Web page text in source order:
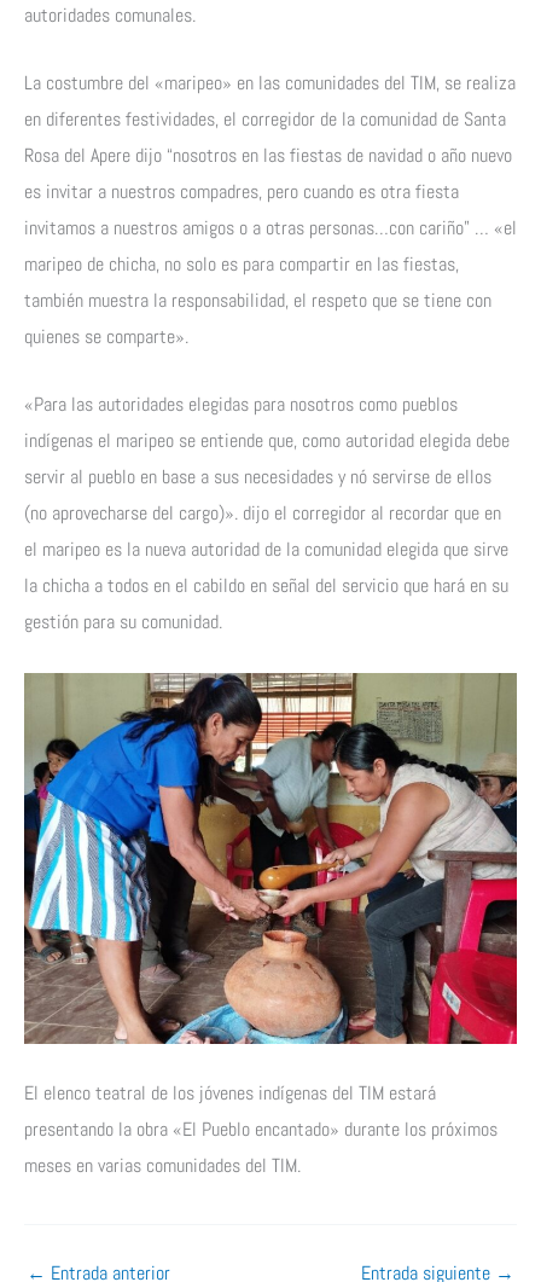
autoridades comunales.
La costumbre del «maripeo» en las comunidades del TIM, se realiza
en diferentes festividades, el corregidor de la comunidad de Santa
Rosa del Apere dijo “nosotros en las fiestas de navidad o año nuevo
es invitar a nuestros compadres, pero cuando es otra fiesta
invitamos a nuestros amigos o a otras personas…con cariño” … «el
maripeo de chicha, no solo es para compartir en las fiestas,
también muestra la responsabilidad, el respeto que se tiene con
quienes se comparte».
«Para las autoridades elegidas para nosotros como pueblos
indígenas el maripeo se entiende que, como autoridad elegida debe
servir al pueblo en base a sus necesidades y nó servirse de ellos
(no aprovecharse del cargo)». dijo el corregidor al recordar que en
el maripeo es la nueva autoridad de la comunidad elegida que sirve
la chicha a todos en el cabildo en señal del servicio que hará en su
gestión para su comunidad.
El elenco teatral de los jóvenes indígenas del TIM estará
presentando la obra «El Pueblo encantado» durante los próximos
meses en varias comunidades del TIM.
← Entrada anterior Entrada siguiente →